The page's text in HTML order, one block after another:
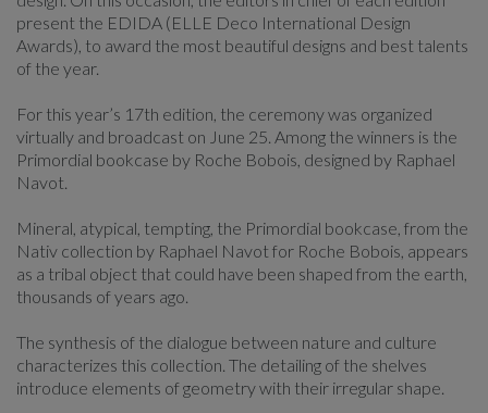
present the EDIDA (ELLE Deco International Design
Awards), to award the most beautiful designs and best talents
of the year.
For this year’s 17th edition, the ceremony was organized
virtually and broadcast on June 25. Among the winners is the
Primordial bookcase by Roche Bobois, designed by Raphael
Navot.
Mineral, atypical, tempting, the Primordial bookcase, from the
Nativ collection by Raphael Navot for Roche Bobois, appears
as a tribal object that could have been shaped from the earth,
thousands of years ago.
The synthesis of the dialogue between nature and culture
characterizes this collection. The detailing of the shelves
introduce elements of geometry with their irregular shape.